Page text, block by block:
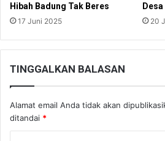
Hibah Badung Tak Beres
17 Juni 2025 20
TINGGALKAN BALASAN
Alamat email Anda tidak akan
ditandai *